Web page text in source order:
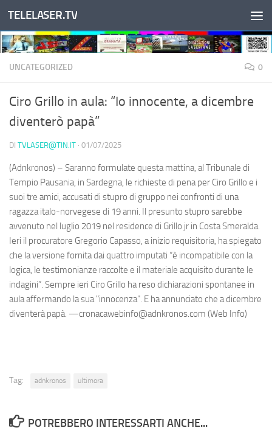
Salta al contenuto
TELELASER.TV
UNCATEGORIZED 0
Ciro Grillo in aula: “Io innocente, a dicembre
diventerò papà”
DI TVLASER@TIN.IT · 01/07/2025
(Adnkronos) – Saranno formulate questa mattina, al Tribunale di
Tempio Pausania, in Sardegna, le richieste di pena per Ciro Grillo e i
suoi tre amici, accusati di stupro di gruppo nei confronti di una
ragazza italo-norvegese di 19 anni. Il presunto stupro sarebbe
avvenuto nel luglio 2019 nel residence di Grillo jr in Costa Smeralda.
Ieri il procuratore Gregorio Capasso, a inizio requisitoria, ha spiegato
che la versione fornita dai quattro imputati “è incompatibile con la
logica, le testimonianze raccolte e il materiale acquisito durante le
indagini”. Sempre ieri Ciro Grillo ha reso dichiarazioni spontanee in
aula affermando la sua "innocenza". E ha annunciato che a dicembre
diventerà papà. —cronacawebinfo@adnkronos.com (Web Info)
Tag: adnkronos ultimora
POTREBBERO INTERESSARTI ANCHE...